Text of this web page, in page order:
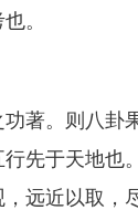
。
。则八卦
先于天地
远近以取